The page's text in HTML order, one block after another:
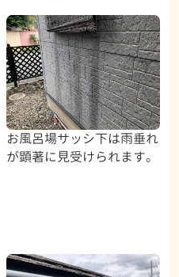
お風呂場サッシ下は雨垂れ
が顕著に見受けられます。